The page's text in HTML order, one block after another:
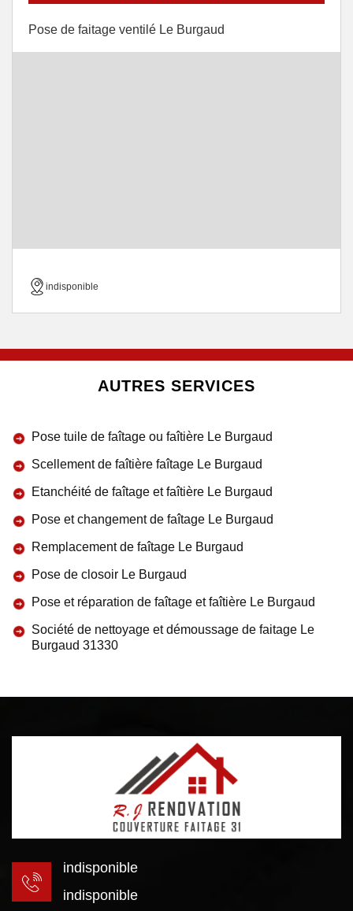
Pose de faitage ventilé Le Burgaud
indisponible
AUTRES SERVICES
Pose tuile de faîtage ou faîtière Le Burgaud
Scellement de faîtière faîtage Le Burgaud
Etanchéité de faîtage et faîtière Le Burgaud
Pose et changement de faîtage Le Burgaud
Remplacement de faîtage Le Burgaud
Pose de closoir Le Burgaud
Pose et réparation de faîtage et faîtière Le Burgaud
Société de nettoyage et démoussage de faitage Le
Burgaud 31330
indisponible
indisponible